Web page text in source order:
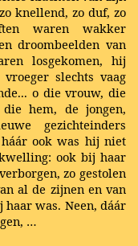
knellend, zo duf, zo
waren wakker
droombeelden van
losgekomen, hij
slechts vaag
o die vrouw, die
hem, de jongen,
gezichteinders
ook was hij niet
ook bij haar
zo gestolen
al de zijnen en van
was. Neen, dáár
…